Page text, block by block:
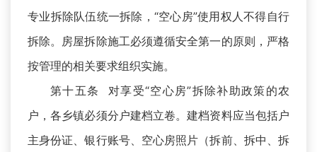
专业拆除队伍统一拆除，“空心房”使用权人不得自行
拆除。房屋拆除施工必须遵循安全第一的原则，严格
按管理的相关要求组织实施。
第十五条 对享受“空心房”拆除补助政策的农
户，各乡镇必须分户建档立卷。建档资料应当包括户
主身份证、银行账号、空心房照片（拆前、拆中、拆